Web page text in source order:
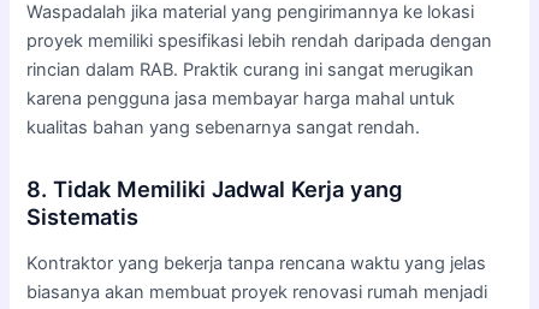
Waspadalah jika material yang pengirimannya ke lokasi
proyek memiliki spesifikasi lebih rendah daripada dengan
rincian dalam RAB. Praktik curang ini sangat merugikan
karena pengguna jasa membayar harga mahal untuk
kualitas bahan yang sebenarnya sangat rendah.
8. Tidak Memiliki Jadwal Kerja yang
Sistematis
Kontraktor yang bekerja tanpa rencana waktu yang jelas
biasanya akan membuat proyek renovasi rumah menjadi